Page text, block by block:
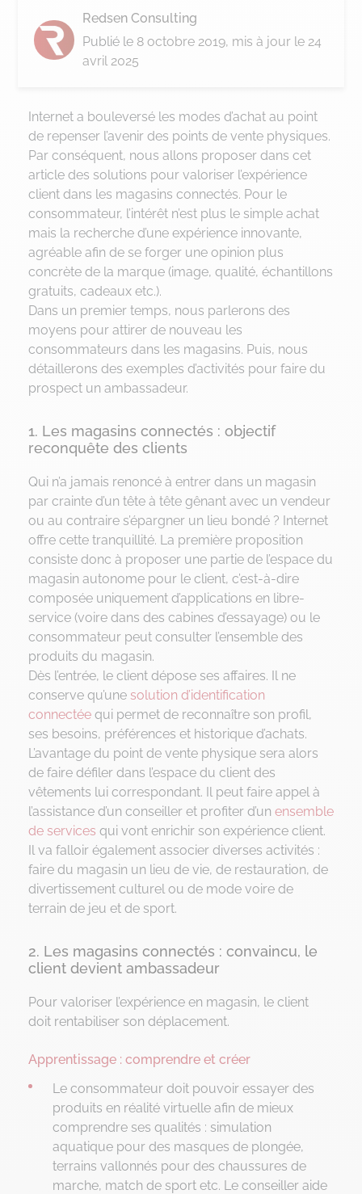
Redsen Consulting
Publié le 8 octobre 2019, mis à jour le 24
avril 2025
Internet a bouleversé les modes d’achat au point
de repenser l’avenir des points de vente physiques.
Par conséquent, nous allons proposer dans cet
article des solutions pour valoriser l’expérience
client dans les magasins connectés. Pour le
consommateur, l’intérêt n’est plus le simple achat
mais la recherche d’une expérience innovante,
agréable afin de se forger une opinion plus
concrète de la marque (image, qualité, échantillons
gratuits, cadeaux etc.).
Dans un premier temps, nous parlerons des
moyens pour attirer de nouveau les
consommateurs dans les magasins. Puis, nous
détaillerons des exemples d’activités pour faire du
prospect un ambassadeur.
1. Les magasins connectés : objectif
reconquête des clients
Qui n’a jamais renoncé à entrer dans un magasin
par crainte d’un tête à tête gênant avec un vendeur
ou au contraire s’épargner un lieu bondé ? Internet
offre cette tranquillité. La première proposition
consiste donc à proposer une partie de l’espace du
magasin autonome pour le client, c’est-à-dire
composée uniquement d’applications en libre-
service (voire dans des cabines d’essayage) ou le
consommateur peut consulter l’ensemble des
produits du magasin.
Dès l’entrée, le client dépose ses affaires. Il ne
conserve qu’une solution d’identification
connectée qui permet de reconnaître son profil,
ses besoins, préférences et historique d’achats.
L’avantage du point de vente physique sera alors
de faire défiler dans l’espace du client des
vêtements lui correspondant. Il peut faire appel à
l’assistance d’un conseiller et profiter d’un ensemble
de services qui vont enrichir son expérience client.
Il va falloir également associer diverses activités :
faire du magasin un lieu de vie, de restauration, de
divertissement culturel ou de mode voire de
terrain de jeu et de sport.
2. Les magasins connectés : convaincu, le
client devient ambassadeur
Pour valoriser l’expérience en magasin, le client
doit rentabiliser son déplacement.
Apprentissage : comprendre et créer
Le consommateur doit pouvoir essayer des
produits en réalité virtuelle afin de mieux
comprendre ses qualités : simulation
aquatique pour des masques de plongée,
terrains vallonnés pour des chaussures de
marche, match de sport etc. Le conseiller aide